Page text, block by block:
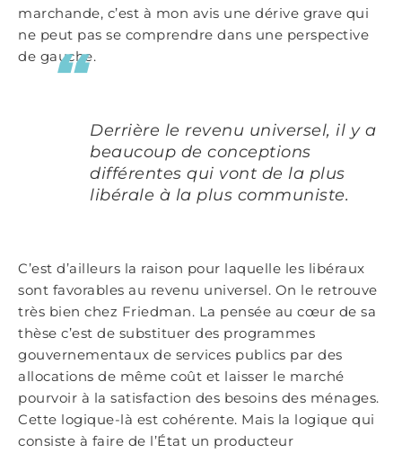
marchande, c’est à mon avis une dérive grave qui
ne peut pas se comprendre dans une perspective
de gauche.
Derrière le revenu universel, il y a
beaucoup de conceptions
différentes qui vont de la plus
libérale à la plus communiste.
C’est d’ailleurs la raison pour laquelle les libéraux
sont favorables au revenu universel. On le retrouve
très bien chez Friedman. La pensée au cœur de sa
thèse c’est de substituer des programmes
gouvernementaux de services publics par des
allocations de même coût et laisser le marché
pourvoir à la satisfaction des besoins des ménages.
Cette logique-là est cohérente. Mais la logique qui
consiste à faire de l’État un producteur